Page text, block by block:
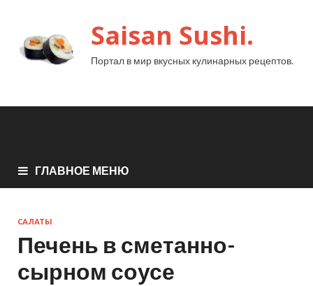
Saisan Sushi.
Портал в мир вкусных кулинарных рецептов.
ГЛАВНОЕ МЕНЮ
САЛАТЫ
Печень в сметанно-
сырном соусе